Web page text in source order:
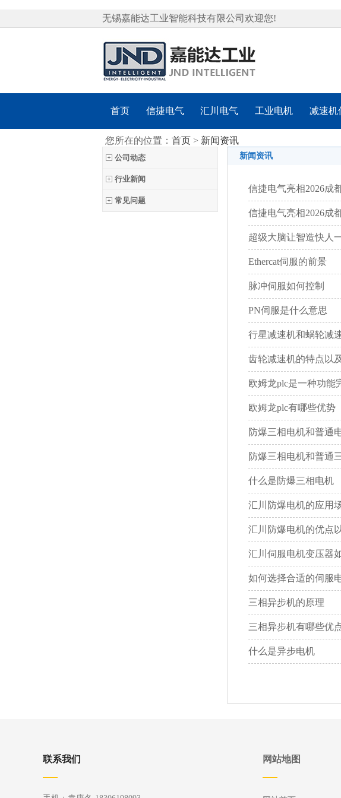
无锡嘉能达工业智能科技有限公司欢迎您!
首页 信捷电气 汇川电气 工业电机 减速机
您所在的位置： 首页 > 新闻资讯
公司动态
行业新闻
常见问题
新闻资讯
信捷电气亮相2026成
信捷电气亮相2026成
超级大脑让智造快人
Ethercat伺服的前景
脉冲伺服如何控制
PN伺服是什么意思
行星减速机和蜗轮减
齿轮减速机的特点以
欧姆龙plc是一种功能
欧姆龙plc有哪些优势
防爆三相电机和普通
防爆三相电机和普通
什么是防爆三相电机
汇川防爆电机的应用
汇川防爆电机的优点
汇川伺服电机变压器
如何选择合适的伺服
三相异步机的原理
三相异步机有哪些优
什么是异步电机
联系我们 网站地图